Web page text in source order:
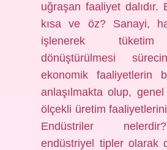
uğraşan faaliyet dalıdır.
kısa ve öz? Sanayi,
işlenerek tüketim
dönüştürülmesi
ekonomik faaliyetlerin
anlaşılmakta olup,
ölçekli üretim
Endüstriler
endüstriyel tipler olarak